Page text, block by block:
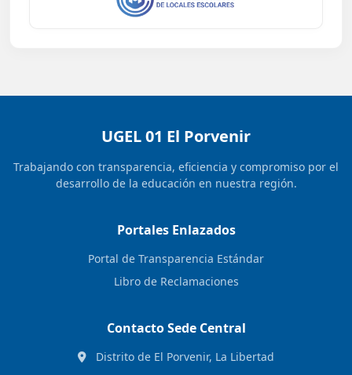
UGEL 01 El Porvenir
Trabajando con transparencia, eficiencia y compromiso por el
desarrollo de la educación en nuestra región.
Portales Enlazados
Portal de Transparencia Estándar
Libro de Reclamaciones
Contacto Sede Central
Distrito de El Porvenir, La Libertad